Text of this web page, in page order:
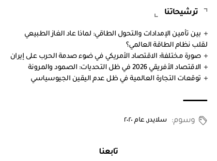
ترشيحاتنا
بين تأمين الإمدادات والتحول الطاقي: لماذا عاد الغاز الطبيعي
لقلب نظام الطاقة العالمي؟
صورة مختلفة: الاقتصاد الأمريكي في ضوء صدمة الحرب على إيران
الاقتصاد الأفريقي 2026 في ظل التحديات: الصمود والمرونة
توقعات التجارة العالمية في ظل عدم اليقين الجيوسياسي
وسوم: سلايدر,عام ٢٠٢٠
تابعنا